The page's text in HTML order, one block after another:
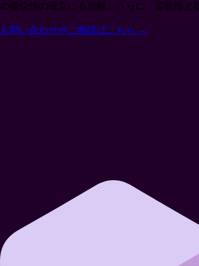
の優位性の確立にも貢献。さらに、柔軟性と
お問い合わせやご相談はこちら →